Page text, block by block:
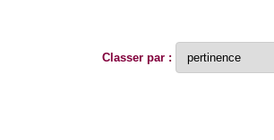
Classer par :